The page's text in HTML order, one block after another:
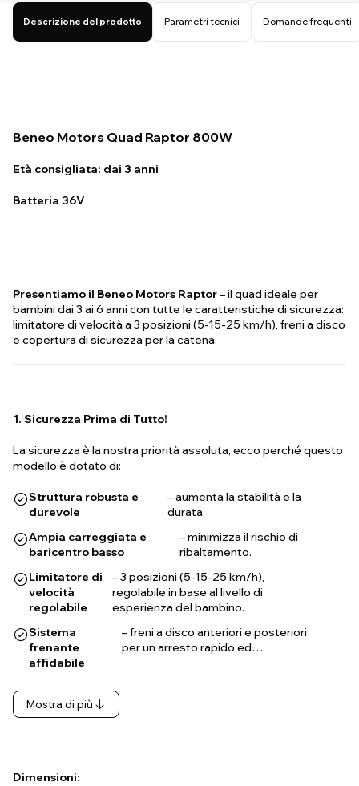
Descrizione del prodotto Parametri tecnici Domande frequenti
Beneo Motors Quad Raptor 800W
Età consigliata: dai 3 anni
Batteria 36V
Presentiamo il Beneo Motors Raptor– il quad ideale per
bambini dai 3 ai 6 anni con tutte le caratteristiche di sicurezza:
limitatore di velocità a 3 posizioni (5-15-25 km/h), freni a disco
e copertura di sicurezza per la catena.
1. Sicurezza Prima di Tutto!
La sicurezza è la nostra priorità assoluta, ecco perché questo
modello è dotato di:
Struttura robusta e
durevole
– aumenta la stabilità e la
durata.
Ampia carreggiata e
baricentro basso
– minimizza il rischio di
ribaltamento.
Limitatore di
velocità
regolabile
– 3 posizioni (5-15-25 km/h),
regolabile in base al livello di
esperienza del bambino.
Sistema
frenante
affidabile
– freni a disco anteriori e posteriori
per un arresto rapido ed…
Mostra di più
Dimensioni: